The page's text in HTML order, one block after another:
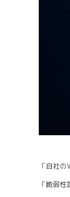
「自社
「脆弱